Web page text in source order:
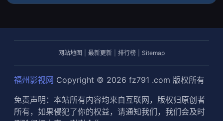
网站地图 最新更新 排行榜 Sitemap
福州影视网 Copyright © 2026 fz791 .com 版权所有
免责声明：本站所有内容均来自互联网，版权归原创者
所有，如果侵犯了你的权益，请通知我们，我们会及时